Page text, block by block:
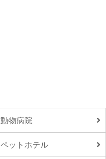
動物病院
ペットホテル